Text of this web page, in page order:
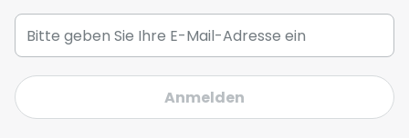
Anmelden